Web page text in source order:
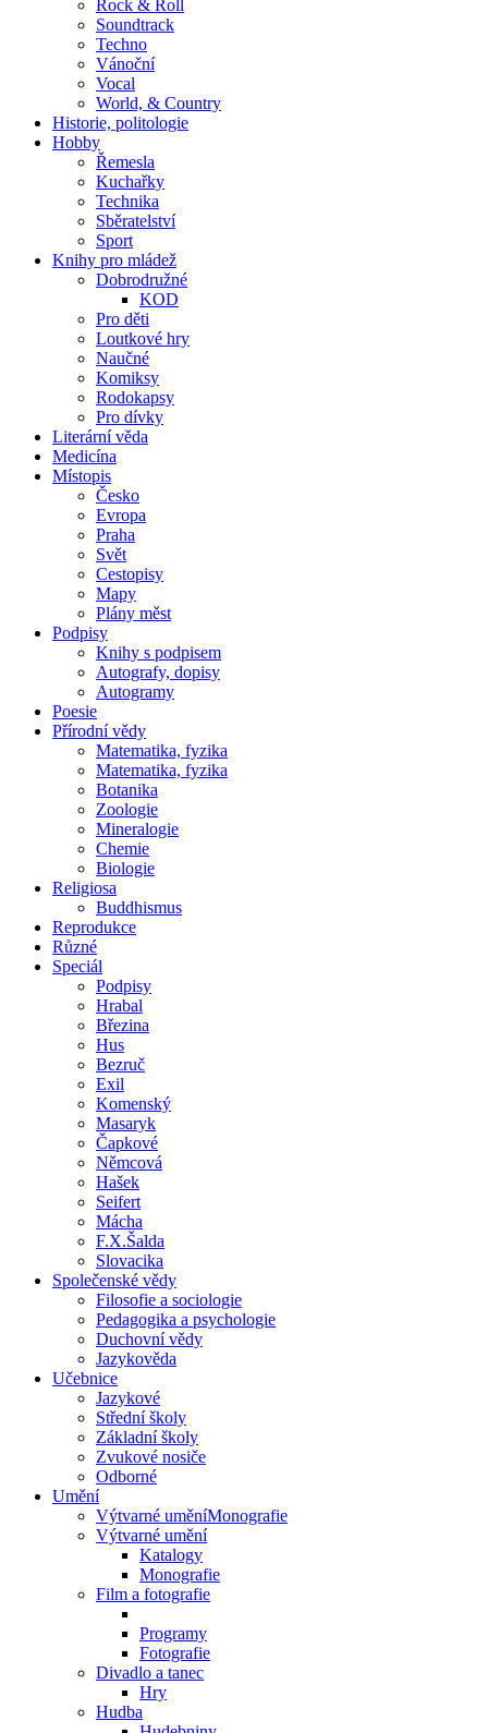
Rock & Roll
Soundtrack
Techno
Vánoční
Vocal
World, & Country
Historie, politologie
Hobby
Řemesla
Kuchařky
Technika
Sběratelství
Sport
Knihy pro mládež
Dobrodružné
KOD
Pro děti
Loutkové hry
Naučné
Komiksy
Rodokapsy
Pro dívky
Literární věda
Medicína
Místopis
Česko
Evropa
Praha
Svět
Cestopisy
Mapy
Plány měst
Podpisy
Knihy s podpisem
Autografy, dopisy
Autogramy
Poesie
Přírodní vědy
Matematika, fyzika
Matematika, fyzika
Botanika
Zoologie
Mineralogie
Chemie
Biologie
Religiosa
Buddhismus
Reprodukce
Různé
Speciál
Podpisy
Hrabal
Březina
Hus
Bezruč
Exil
Komenský
Masaryk
Čapkové
Němcová
Hašek
Seifert
Mácha
F.X.Šalda
Slovacika
Společenské vědy
Filosofie a sociologie
Pedagogika a psychologie
Duchovní vědy
Jazykověda
Učebnice
Jazykové
Střední školy
Základní školy
Zvukové nosiče
Odborné
Umění
Výtvarné uměníMonografie
Výtvarné umění
Katalogy
Monografie
Film a fotografie
Programy
Fotografie
Divadlo a tanec
Hry
Hudba